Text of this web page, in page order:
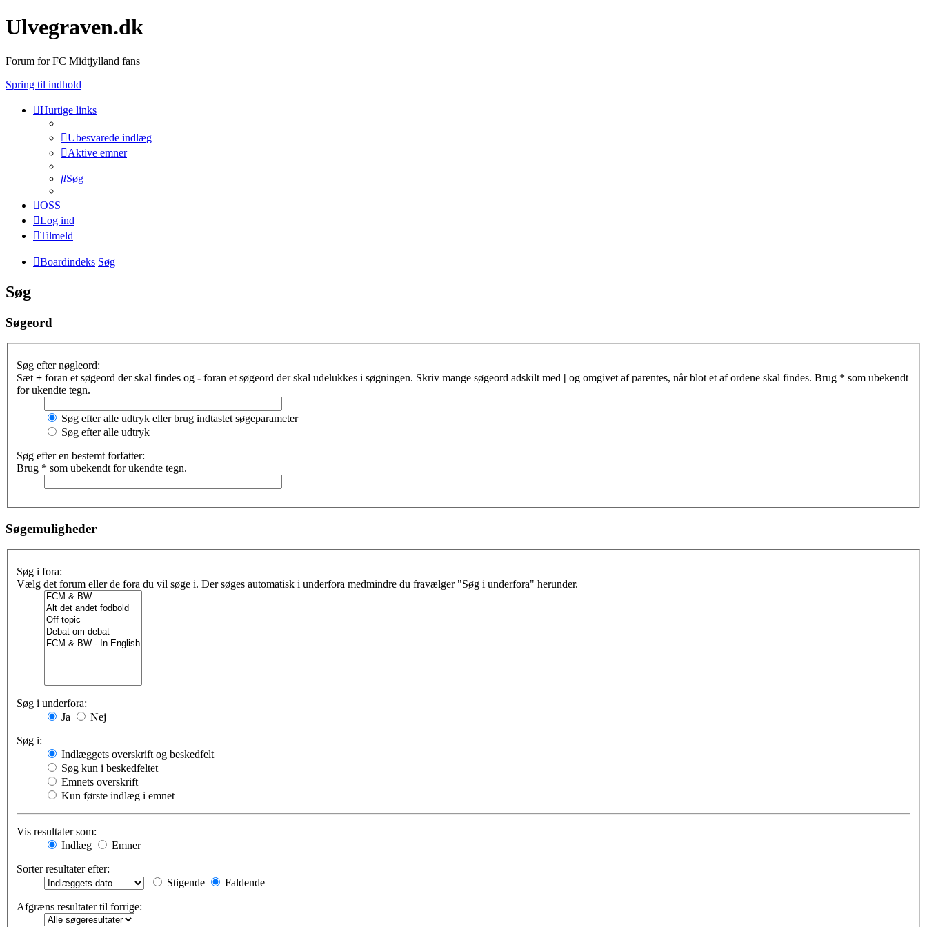
Ulvegraven.dk
Forum for FC Midtjylland fans
Spring til indhold
Hurtige links
Ubesvarede indlæg
Aktive emner
Søg
OSS
Log ind
Tilmeld
Boardindeks Søg
Søg
Søgeord
Søg efter nøgleord:
Sæt + foran et søgeord der skal findes og - foran et søgeord der skal udelukkes i søgningen. Skriv mange søgeord adskilt med | og omgivet af parentes, når blot et af ordene skal findes. Brug * som ubekendt
for ukendte tegn.
Søg efter alle udtryk eller brug indtastet søgeparameter
Søg efter alle udtryk
Søg efter en bestemt forfatter:
Brug * som ubekendt for ukendte tegn.
Søgemuligheder
Søg i fora:
Vælg det forum eller de fora du vil søge i. Der søges automatisk i underfora medmindre du fravælger "Søg i underfora" herunder.
Søg i underfora:
Ja
Nej
Søg i:
Indlæggets overskrift og beskedfelt
Søg kun i beskedfeltet
Emnets overskrift
Kun første indlæg i emnet
Vis resultater som:
Indlæg
Emner
Sorter resultater efter:
Stigende
Faldende
Afgræns resultater til forrige: